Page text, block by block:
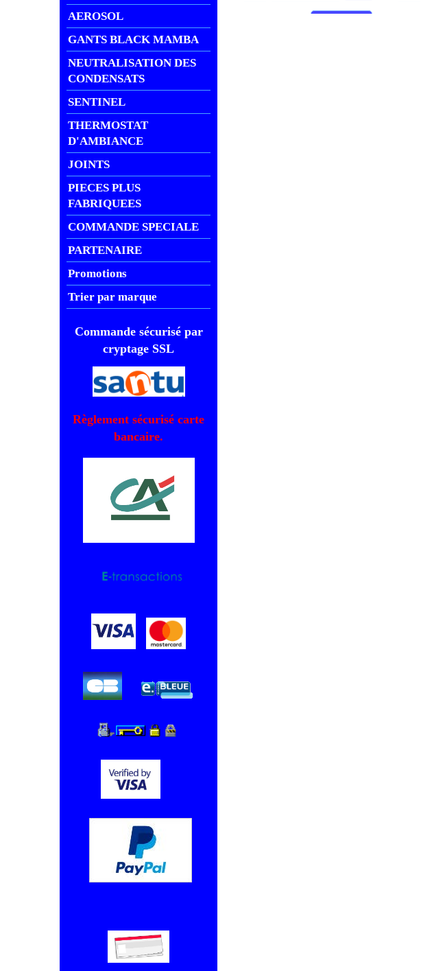
AEROSOL
GANTS BLACK MAMBA
NEUTRALISATION DES
CONDENSATS
SENTINEL
THERMOSTAT
D'AMBIANCE
JOINTS
PIECES PLUS
FABRIQUEES
COMMANDE SPECIALE
PARTENAIRE
Promotions
Trier par marque
Commande sécurisé par
cryptage SSL
Règlement sécurisé carte
bancaire.